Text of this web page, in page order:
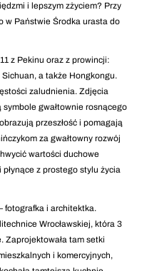
i lepszym zżyciem? Przy
w Państwie Środka urasta do
z Pekinu oraz z prowincji:
a także Hongkongu.
zaludnienia. Zdjęcia
gwałtownie rosnącego
przeszłość i pomagają
za gwałtowny rozwój
wartości duchowe
z prostego stylu życia
fotografka i architektka.
Wrocławskiej, która 3
Zaprojektowała tam setki
i komercyjnych,